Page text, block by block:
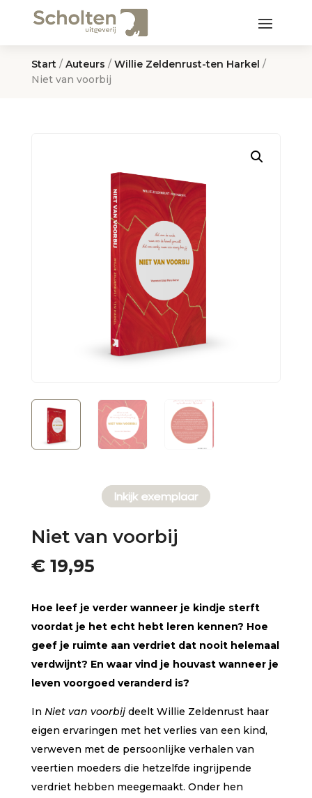
Start / Auteurs / Willie Zeldenrust-ten Harkel /
Niet van voorbij
Inkijk exemplaar
Niet van voorbij
€19,95
Hoe leef je verder wanneer je kindje sterft
voordat je het echt hebt leren kennen? Hoe
geef je ruimte aan verdriet dat nooit helemaal
verdwijnt? En waar vind je houvast wanneer je
leven voorgoed veranderd is?
In Niet van voorbijdeelt Willie Zeldenrust haar
eigen ervaringen met het verlies van een kind,
verweven met de persoonlijke verhalen van
veertien moeders die hetzelfde ingrijpende
verdriet hebben meegemaakt. Onder hen